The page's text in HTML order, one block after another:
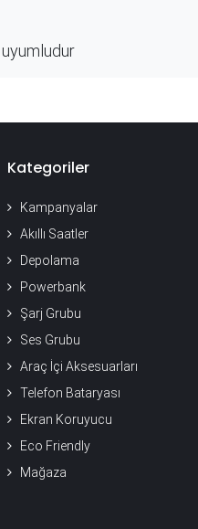
Kategoriler
Kampanyalar
Akıllı Saatler
Depolama
Powerbank
Şarj Grubu
Ses Grubu
Araç İçi Aksesuarları
Telefon Bataryası
Ekran Koruyucu
Eco Friendly
Mağaza